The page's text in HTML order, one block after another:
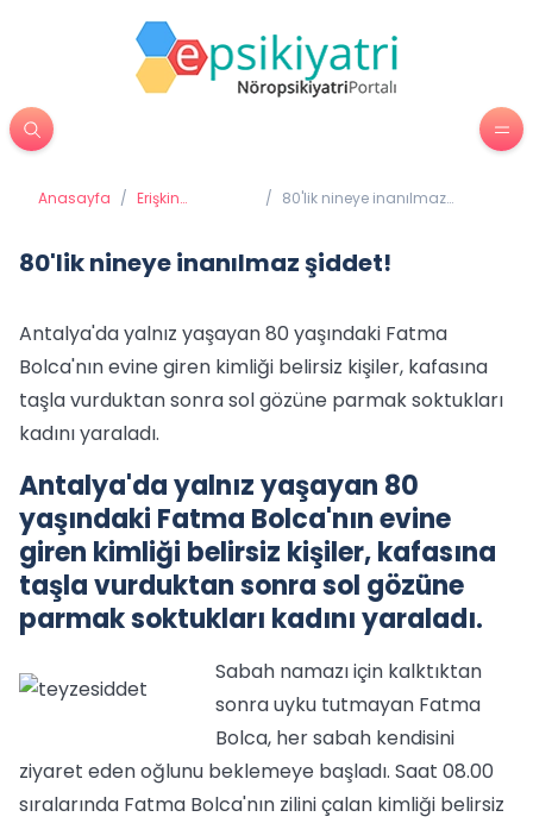
Anasayfa / Erişkin
/ 80'lik nineye inanılmaz
80'lik nineye inanılmaz şiddet!
Antalya'da yalnız yaşayan 80 yaşındaki Fatma
Bolca'nın evine giren kimliği belirsiz kişiler, kafasına
taşla vurduktan sonra sol gözüne parmak soktukları
kadını yaraladı.
Antalya'da yalnız yaşayan 80
yaşındaki Fatma Bolca'nın evine
giren kimliği belirsiz kişiler, kafasına
taşla vurduktan sonra sol gözüne
parmak soktukları kadını yaraladı.
Sabah namazı için kalktıktan
sonra uyku tutmayan Fatma
Bolca, her sabah kendisini
ziyaret eden oğlunu beklemeye başladı. Saat 08.00
sıralarında Fatma Bolca'nın zilini çalan kimliği belirsiz